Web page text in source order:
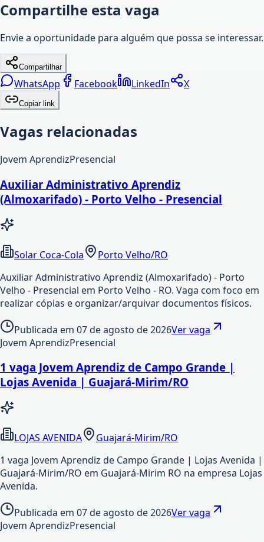
Compartilhe esta vaga
Envie a oportunidade para alguém que possa se interessar.
Compartilhar
WhatsApp Facebook LinkedIn X
Copiar link
Vagas relacionadas
Jovem AprendizPresencial
Auxiliar Administrativo Aprendiz
(Almoxarifado) - Porto Velho - Presencial
Solar Coca-Cola
Porto Velho/RO
Auxiliar Administrativo Aprendiz (Almoxarifado) - Porto
Velho - Presencial em Porto Velho - RO. Vaga com foco em
realizar cópias e organizar/arquivar documentos físicos.
Publicada em 07 de agosto de 2026Ver vaga
Jovem AprendizPresencial
1 vaga Jovem Aprendiz de Campo Grande |
Lojas Avenida | Guajará-Mirim/RO
LOJAS AVENIDA
Guajará-Mirim/RO
1 vaga Jovem Aprendiz de Campo Grande | Lojas Avenida |
Guajará-Mirim/RO em Guajará-Mirim RO na empresa Lojas
Avenida.
Publicada em 07 de agosto de 2026Ver vaga
Jovem AprendizPresencial